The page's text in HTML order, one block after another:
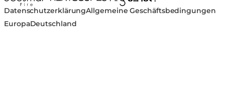
DatenschutzerklärungAllgemeine Geschäftsbedingungen
EuropaDeutschland